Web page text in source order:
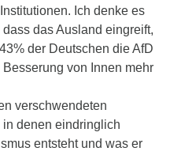
Ich denke es
das Ausland eingreift,
der Deutschen die AfD
von Innen mehr
verschwendeten
denen eindringlich
entsteht und was er